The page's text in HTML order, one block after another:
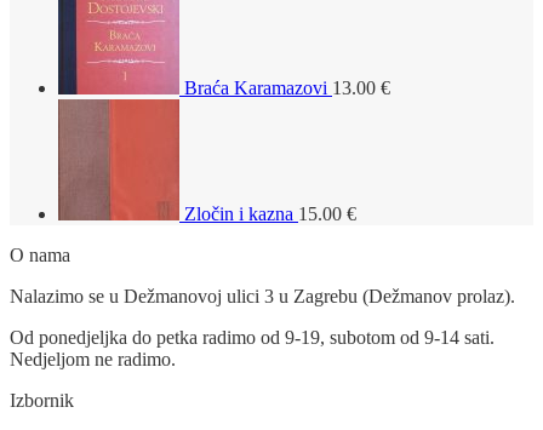
Braća Karamazovi 13.00 €
Zločin i kazna 15.00 €
O nama
Nalazimo se u Dežmanovoj ulici 3 u Zagrebu (Dežmanov prolaz).
Od ponedjeljka do petka radimo od 9-19, subotom od 9-14 sati.
Nedjeljom ne radimo.
Izbornik